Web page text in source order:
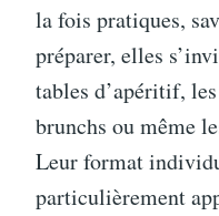
la fois pratiques,
préparer, elles
tables d’apéritif,
brunchs ou même
Leur format
particulièrement